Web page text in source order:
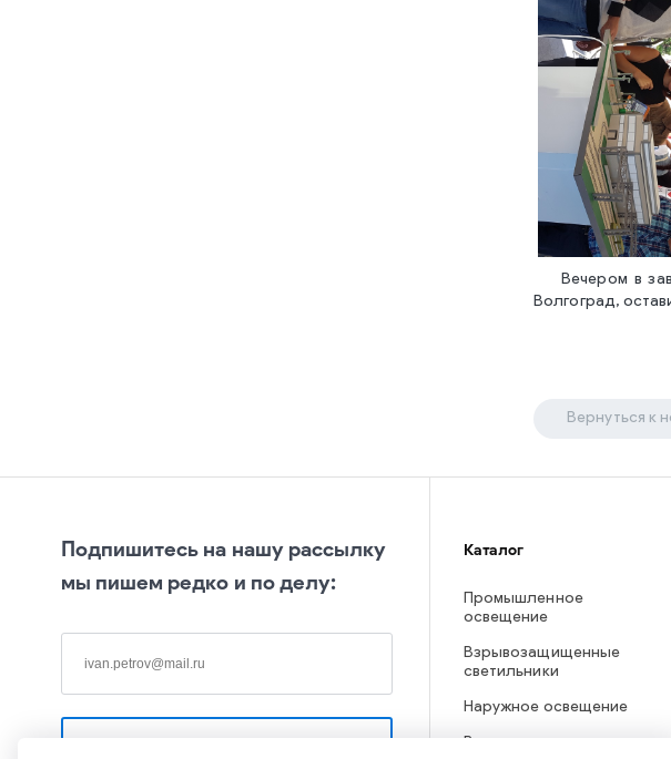
Вечером в
Волгоград,
Вернуться к
Подпишитесь на нашу рассылку
мы пишем редко и по делу:
Каталог
Промышленное
освещение
Взрывозащищенные
светильники
Наружное освещение
Внутреннее освещение